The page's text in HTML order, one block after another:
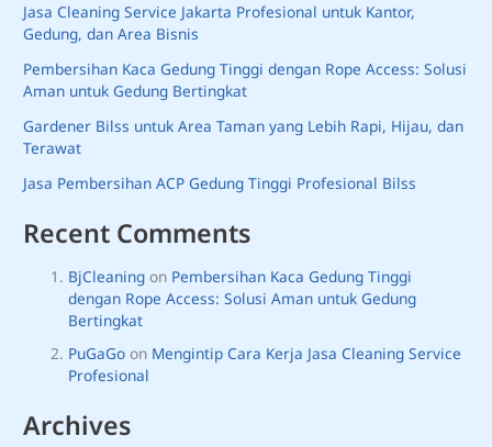
Jasa Cleaning Service Jakarta Profesional untuk Kantor,
Gedung, dan Area Bisnis
Pembersihan Kaca Gedung Tinggi dengan Rope Access: Solusi
Aman untuk Gedung Bertingkat
Gardener Bilss untuk Area Taman yang Lebih Rapi, Hijau, dan
Terawat
Jasa Pembersihan ACP Gedung Tinggi Profesional Bilss
Recent Comments
BjCleaning on Pembersihan Kaca Gedung Tinggi
dengan Rope Access: Solusi Aman untuk Gedung
Bertingkat
PuGaGo on Mengintip Cara Kerja Jasa Cleaning Service
Profesional
Archives